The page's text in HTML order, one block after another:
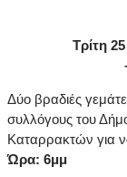
Τρίτη
Δύο βραδιές
συλλόγους του
Καταρρακτών για
Ώρα: 6μμ